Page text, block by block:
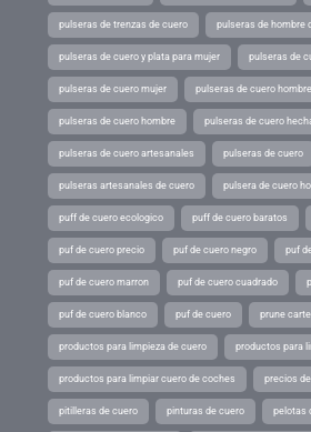
pulseras de trenzas de cuero pulseras de hombre
pulseras de cuero y plata para mujer pulseras de
pulseras de cuero mujer pulseras de cuero
pulseras de cuero hombre pulseras de cuero
pulseras de cuero artesanales pulseras de cuero
pulseras artesanales de cuero pulsera de cuero
puff de cuero ecologico puff de cuero baratos
puf de cuero precio puf de cuero negro puf
puf de cuero marron puf de cuero cuadrado
puf de cuero blanco puf de cuero prune
productos para limpieza de cuero productos para
productos para limpiar cuero de coches precios
pitilleras de cuero pinturas de cuero pelotas